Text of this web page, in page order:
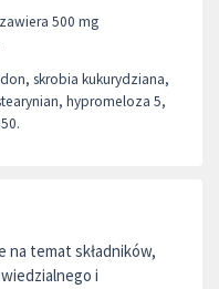
500 mg
skrobia kukurydziana,
hypromeloza 5,
na temat składników,
i